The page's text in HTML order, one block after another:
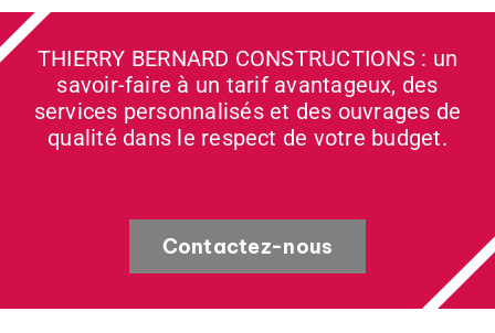
THIERRY BERNARD CONSTRUCTIONS : un
savoir-faire à un tarif avantageux, des
services personnalisés et des ouvrages de
qualité dans le respect de votre budget.
Contactez-nous